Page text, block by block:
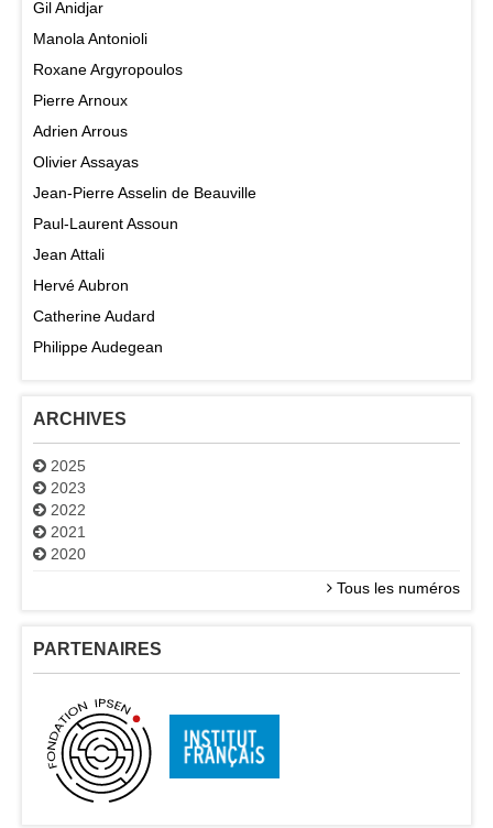
Gil Anidjar
Manola Antonioli
Roxane Argyropoulos
Pierre Arnoux
Adrien Arrous
Olivier Assayas
Jean-Pierre Asselin de Beauville
Paul-Laurent Assoun
Jean Attali
Hervé Aubron
Catherine Audard
Philippe Audegean
ARCHIVES
2025
2023
2022
2021
2020
Tous les numéros
PARTENAIRES